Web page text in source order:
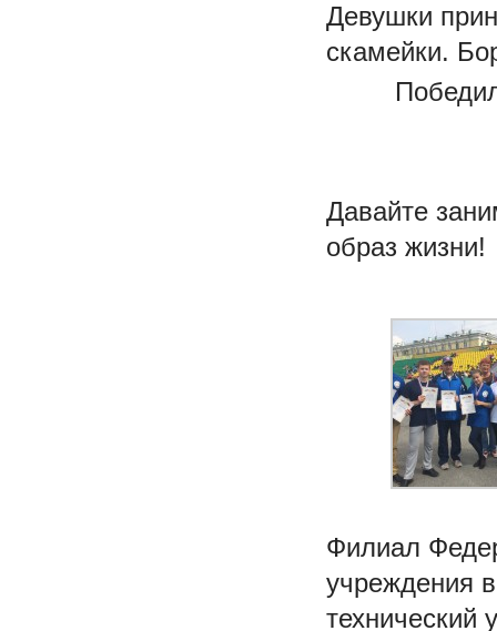
Девушки
скамейки.
Давайте
образ жизни!
Филиал
учреждения
технический